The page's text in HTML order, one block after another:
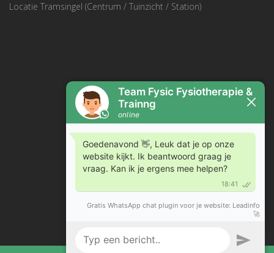
Locatie Tramsingel (Centrum / Tuinzicht / Station)